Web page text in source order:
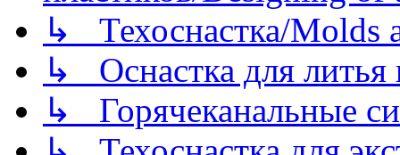
↳ Техоснастка/Molds
↳ Оснастка для литья
↳ Горячеканальные